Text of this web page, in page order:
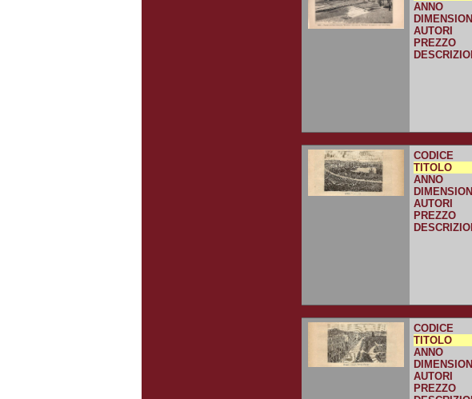
ANNO
AUTORI
PREZZO
CODICE
TITOLO
ANNO
AUTORI
PREZZO
CODICE
TITOLO
ANNO
AUTORI
PREZZO